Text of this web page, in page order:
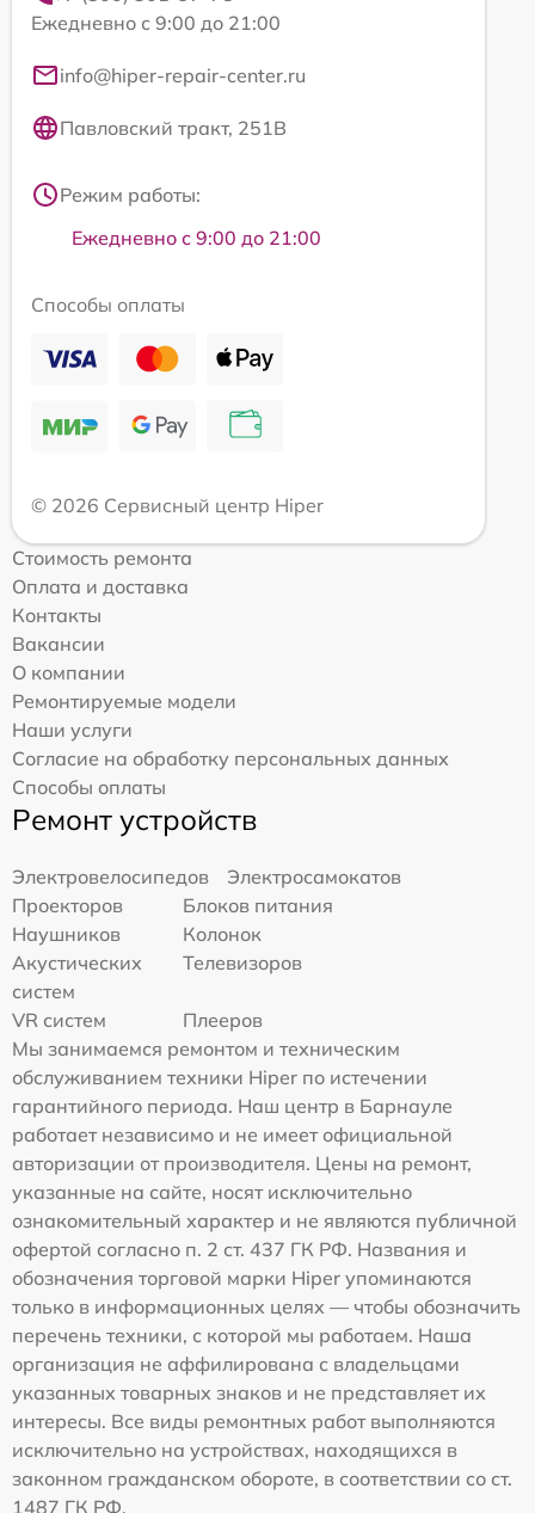
Ежедневно с 9:00 до 21:00
info@hiper-repair-center.ru
Павловский тракт, 251В
Режим работы:
Ежедневно с 9:00 до 21:00
Способы оплаты
© 2026 Сервисный центр Hiper
Стоимость ремонта
Оплата и доставка
Контакты
Вакансии
О компании
Ремонтируемые модели
Наши услуги
Согласие на обработку персональных данных
Способы оплаты
Ремонт устройств
Электровелосипедов
Электросамокатов
Проекторов
Блоков питания
Наушников
Колонок
Акустических
систем
Телевизоров
VR систем
Плееров
Мы занимаемся ремонтом и техническим
обслуживанием техники Hiper по истечении
гарантийного периода. Наш центр в Барнауле
работает независимо и не имеет официальной
авторизации от производителя. Цены на ремонт,
указанные на сайте, носят исключительно
ознакомительный характер и не являются публичной
офертой согласно п. 2 ст. 437 ГК РФ. Названия и
обозначения торговой марки Hiper упоминаются
только в информационных целях — чтобы обозначить
перечень техники, с которой мы работаем. Наша
организация не аффилирована с владельцами
указанных товарных знаков и не представляет их
интересы. Все виды ремонтных работ выполняются
исключительно на устройствах, находящихся в
законном гражданском обороте, в соответствии со ст.
1487 ГК РФ.